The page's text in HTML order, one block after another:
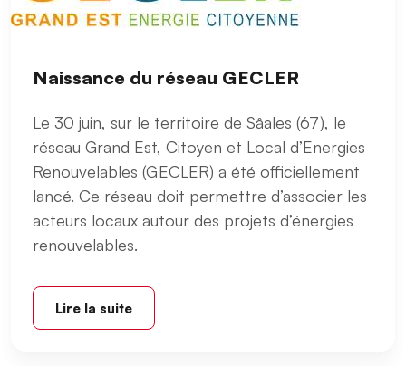
Naissance du réseau GECLER
Le 30 juin, sur le territoire de Sâales (67), le
réseau Grand Est, Citoyen et Local d’Energies
Renouvelables (GECLER) a été officiellement
lancé. Ce réseau doit permettre d’associer les
acteurs locaux autour des projets d’énergies
renouvelables.
Lire la suite